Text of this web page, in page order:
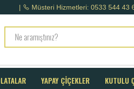
| Müsteri Hizmetleri: 0533 544 43
YAPAY ÇİÇEKLER KUTULU